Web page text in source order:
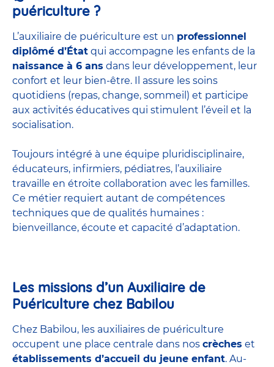
puériculture ?
L’auxiliaire de puériculture est un professionnel
diplômé d’État qui accompagne les enfants de la
naissance à 6 ans dans leur développement, leur
confort et leur bien-être. Il assure les soins
quotidiens (repas, change, sommeil) et participe
aux activités éducatives qui stimulent l’éveil et la
socialisation.
Toujours intégré à une équipe pluridisciplinaire,
éducateurs, infirmiers, pédiatres, l’auxiliaire
travaille en étroite collaboration avec les familles.
Ce métier requiert autant de compétences
techniques que de qualités humaines :
bienveillance, écoute et capacité d’adaptation.
Les missions d’un Auxiliaire de
Puériculture chez Babilou
Chez Babilou, les auxiliaires de puériculture
occupent une place centrale dans nos crèches et
établissements d’accueil du jeune enfant. Au-